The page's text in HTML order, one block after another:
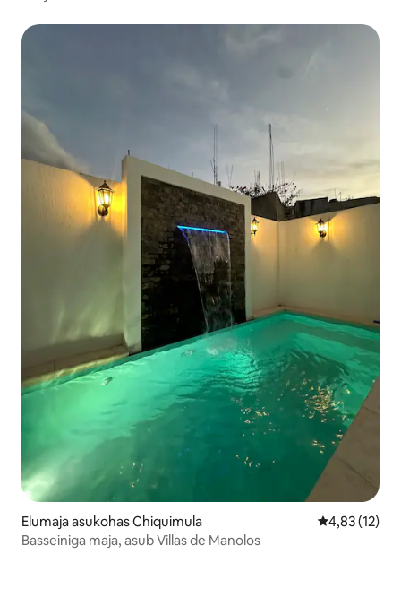
Elumaja asukohas Chiquimula Keskmine
4,83 (12)
Basseiniga maja, asub Villas de Manolos